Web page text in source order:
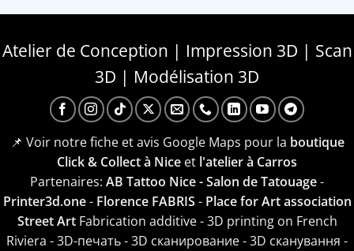
Atelier de Conception | Impression 3D | Scan
3D | Modélisation 3D
📌 Voir notre fiche et avis Google Maps pour la boutique
Click & Collect à Nice et l'atelier à Carros
Partenaires: AB Tattoo Nice - Salon de Tatouage-
Printer3d.one- Florence FABRIS - Place for Art association
Street ArtFabrication additive - 3D printing on French
Riviera - 3D-печать - 3D сканирование - 3D сканування -